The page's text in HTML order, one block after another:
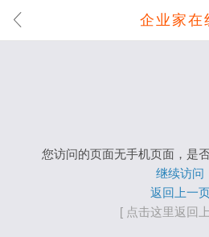
企业家在
您访问的页面无手机页面，是
继续访问
返回上一
[ 点击这里返回